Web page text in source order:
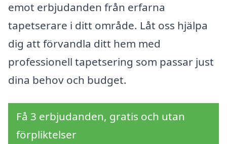
emot erbjudanden från erfarna
tapetserare i ditt område. Låt oss hjälpa
dig att förvandla ditt hem med
professionell tapetsering som passar just
dina behov och budget.
Få 3 erbjudanden, gratis och utan
förpliktelser